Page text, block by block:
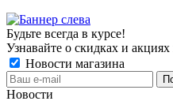
Будьте всегда в курсе!
Узнавайте о скидках и
Новости магазина
Новости